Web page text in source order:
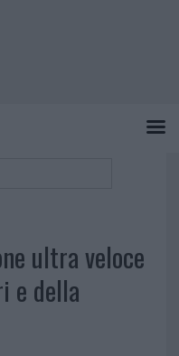
ultra veloce
e della